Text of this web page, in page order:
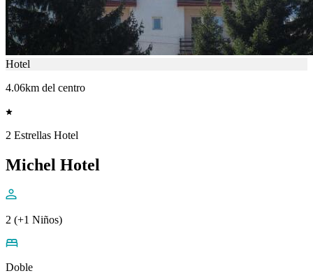
Hotel
4.06km del centro
2 Estrellas Hotel
Michel Hotel
2 (+1 Niños)
Doble